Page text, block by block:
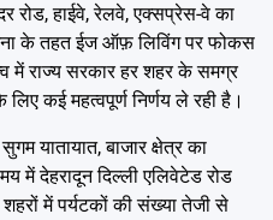
रोड, हाईवे, रेलवे, एक्सप्रेस-वे का
के तहत ईज ऑफ़ लिविंग पर फोकस
में राज्य सरकार हर शहर के समग्र
कई महत्वपूर्ण निर्णय ले रही है।
यातायात, बाजार क्षेत्र का
में देहरादून दिल्ली एलिवेटेड रोड
में पर्यटकों की संख्या तेजी से